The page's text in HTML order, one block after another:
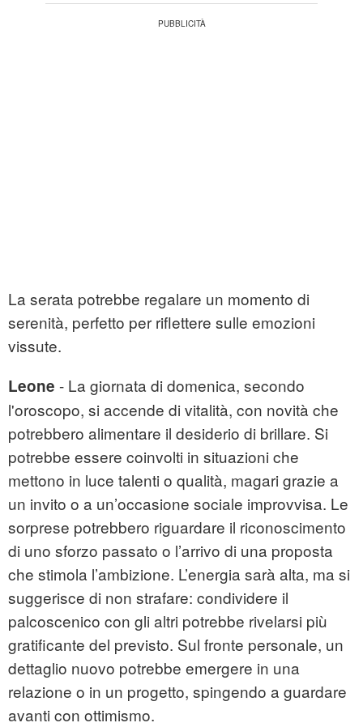
La serata potrebbe regalare un momento di
serenità, perfetto per riflettere sulle emozioni
vissute.
Leone - La giornata di domenica, secondo
l'oroscopo, si accende di vitalità, con novità che
potrebbero alimentare il desiderio di brillare. Si
potrebbe essere coinvolti in situazioni che
mettono in luce talenti o qualità, magari grazie a
un invito o a un’occasione sociale improvvisa. Le
sorprese potrebbero riguardare il riconoscimento
di uno sforzo passato o l’arrivo di una proposta
che stimola l’ambizione. L’energia sarà alta, ma si
suggerisce di non strafare: condividere il
palcoscenico con gli altri potrebbe rivelarsi più
gratificante del previsto. Sul fronte personale, un
dettaglio nuovo potrebbe emergere in una
relazione o in un progetto, spingendo a guardare
avanti con ottimismo.